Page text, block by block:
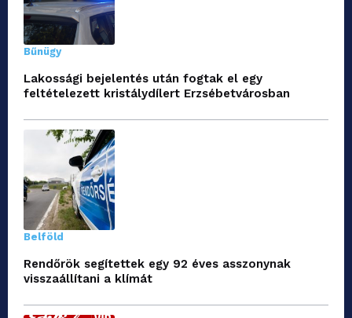
Bűnügy
Lakossági bejelentés után fogtak el egy
feltételezett kristálydílert Erzsébetvárosban
Belföld
Rendőrök segítettek egy 92 éves asszonynak
visszaállítani a klímát